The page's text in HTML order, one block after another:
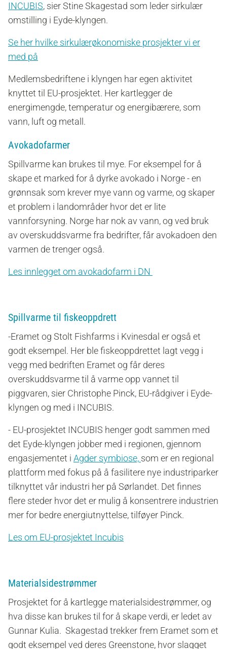
INCUBIS, sier Stine Skagestad som leder sirkulær
omstilling i Eyde-klyngen.
Se her hvilke sirkulærøkonomiske prosjekter vi er
med på
Medlemsbedriftene i klyngen har egen aktivitet
knyttet til EU-prosjektet. Her kartlegger de
energimengde, temperatur og energibærere, som
vann, luft og metall.
Avokadofarmer
Spillvarme kan brukes til mye. For eksempel for å
skape et marked for å dyrke avokado i Norge - en
grønnsak som krever mye vann og varme, og skaper
et problem i landområder hvor det er lite
vannforsyning. Norge har nok av vann, og ved bruk
av overskuddsvarme fra bedrifter, får avokadoen den
varmen de trenger også.
Les innlegget om avokadofarm i DN
Spillvarme til fiskeoppdrett
-Eramet og Stolt Fishfarms i Kvinesdal er også et
godt eksempel. Her ble fiskeoppdrettet lagt vegg i
vegg med bedriften Eramet og får deres
overskuddsvarme til å varme opp vannet til
piggvaren, sier Christophe Pinck, EU-rådgiver i Eyde-
klyngen og med i INCUBIS.
- EU-prosjektet INCUBIS henger godt sammen med
det Eyde-klyngen jobber med i regionen, gjennom
engasjementet i Agder symbiose, som er en regional
plattform med fokus på å fasilitere nye industriparker
tilknyttet vår industri her på Sørlandet. Det finnes
flere steder hvor det er mulig å konsentrere industrien
mer for bedre energiutnyttelse, tilføyer Pinck.
Les om EU-prosjektet Incubis
Materialsidestrømmer
Prosjektet for å kartlegge materialsidestrømmer, og
hva disse kan brukes til for å skape verdi, er ledet av
Gunnar Kulia. Skagestad trekker frem Eramet som et
godt eksempel ved deres Greenstone, hvor slagget